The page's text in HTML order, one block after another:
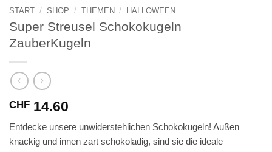
START / SHOP / THEMEN / HALLOWEEN
Super Streusel Schokokugeln
ZauberKugeln
CHF 14.60
Entdecke unsere unwiderstehlichen Schokokugeln! Außen
knackig und innen zart schokoladig, sind sie die ideale